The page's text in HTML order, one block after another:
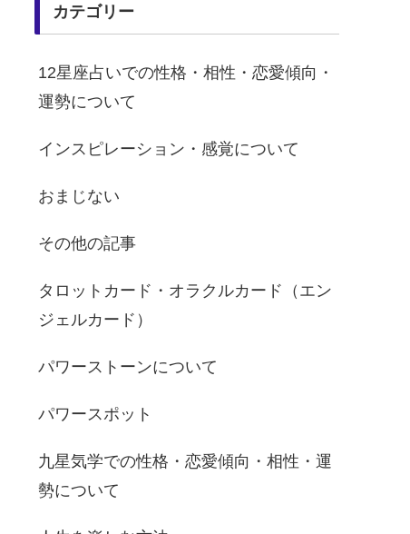
カテゴリー
12星座占いでの性格・相性・恋愛傾向・
運勢について
インスピレーション・感覚について
おまじない
その他の記事
タロットカード・オラクルカード（エン
ジェルカード）
パワーストーンについて
パワースポット
九星気学での性格・恋愛傾向・相性・運
勢について